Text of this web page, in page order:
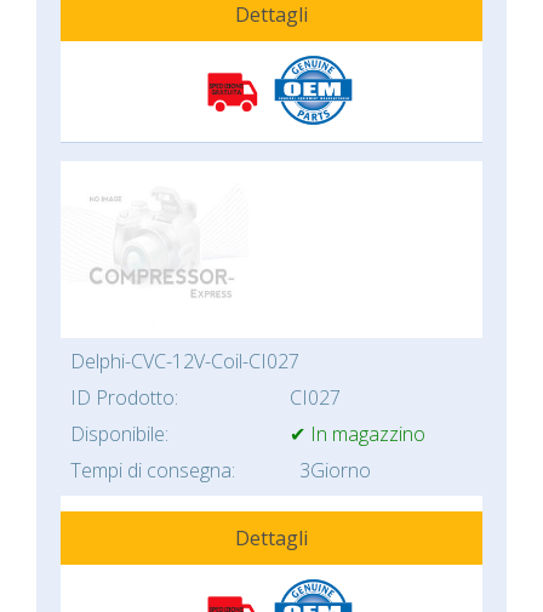
Dettagli
Delphi-CVC-12V-Coil-CI027
ID Prodotto:
CI027
Disponibile:
✔ In magazzino
Tempi di consegna:
3Giorno
Dettagli